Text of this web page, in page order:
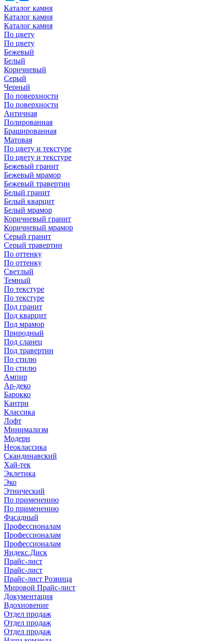
Каталог камня
Каталог камня
Каталог камня
По цвету
По цвету
Бежевый
Белый
Коричневый
Серый
Черный
По поверхности
По поверхности
Античная
Полированная
Брашированная
Матовая
По цвету и текстуре
По цвету и текстуре
Бежевый гранит
Бежевый мрамор
Бежевый травертин
Белый гранит
Белый кварцит
Белый мрамор
Коричневый гранит
Коричневый мрамор
Серый гранит
Серый травертин
По оттенку
По оттенку
Светлый
Темный
По текстуре
По текстуре
Под гранит
Под кварцит
Под мрамор
Природный
Под сланец
Под травертин
По стилю
По стилю
Ампир
Ар-деко
Барокко
Кантри
Классика
Лофт
Минимализм
Модерн
Неоклассика
Скандинавский
Хай-тек
Эклетика
Эко
Этнический
По применению
По применению
Фасадный
Профессионалам
Профессионалам
Профессионалам
Яндекс.Диск
Прайс-лист
Прайс-лист
Прайс-лист Розница
Мировой Прайс-лист
Документация
Вдохновение
Отдел продаж
Отдел продаж
Отдел продаж